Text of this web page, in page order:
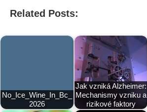
Related Posts:
No_Ice_Wine_In_Bc_
2026
Jak vzniká Alzheimer:
Mechanismy vzniku a
rizikové faktory